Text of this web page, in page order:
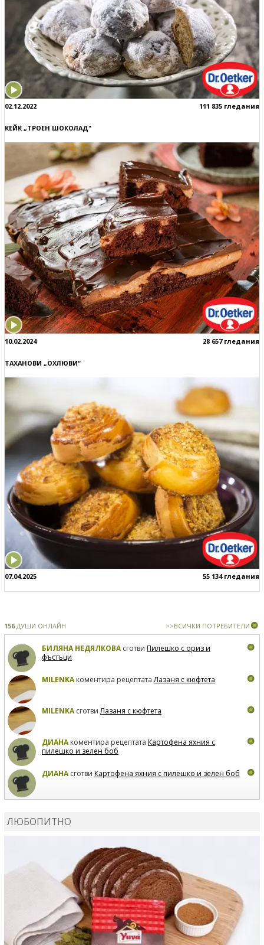
02.12.2022 111 835 гледания
КЕЙК „ТРОЕН ШОКОЛАД"
10.02.2024 28 657 гледания
ТАХАНОВИ „ОХЛЮВИ“
07.04.2025 55 134 гледания
156ДУШИ ОНЛАЙН >>ВСИЧКИ ПОТРЕБИТЕЛИ
БИЛЯНА НЕДЯЛКОВАсготви Пилешко с ориз и
фъстъци
MILENKAкоментира рецептатаЛазаня с кюфтета
MILENKAсготвиЛазаня с кюфтета
ДИАНАкоментира рецептата Картофена яхния с
пилешко и зелен боб
ДИАНАсготви Картофена яхния с пилешко и зелен боб
ЛЮБОПИТНО